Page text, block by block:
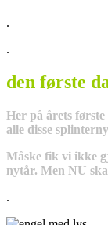
.
.
den første
Her på årets
alle disse
Måske fik vi ikke
nytår. Men NU
.